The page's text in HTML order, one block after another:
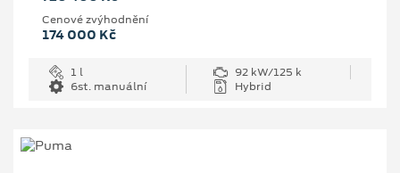
Cenové zvýhodnění
174 000 Kč
1 l
92 kW/125 k
6st. manuální
Hybrid